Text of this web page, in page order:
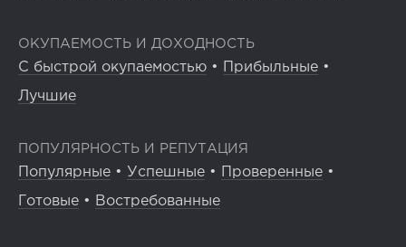
ОКУПАЕМОСТЬ И ДОХОДНОСТЬ
С быстрой окупаемостью • Прибыльные •
Лучшие
ПОПУЛЯРНОСТЬ И РЕПУТАЦИЯ
Популярные • Успешные • Проверенные •
Готовые • Востребованные